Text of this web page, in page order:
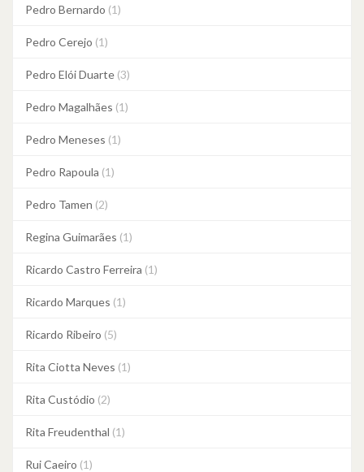
Pedro Bernardo (1)
Pedro Cerejo (1)
Pedro Elói Duarte (3)
Pedro Magalhães (1)
Pedro Meneses (1)
Pedro Rapoula (1)
Pedro Tamen (2)
Regina Guimarães (1)
Ricardo Castro Ferreira (1)
Ricardo Marques (1)
Ricardo Ribeiro (5)
Rita Ciotta Neves (1)
Rita Custódio (2)
Rita Freudenthal (1)
Rui Caeiro (1)